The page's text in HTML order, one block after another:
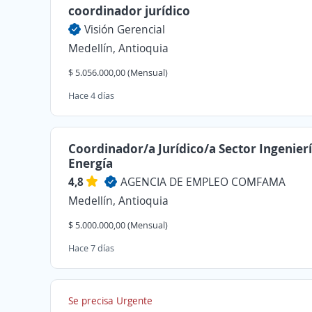
coordinador jurídico
Visión Gerencial
Medellín, Antioquia
$ 5.056.000,00 (Mensual)
Hace 4 días
Coordinador/a Jurídico/a Sector
Energía
4,8
AGENCIA DE EMPLEO COMFAMA
Medellín, Antioquia
$ 5.000.000,00 (Mensual)
Hace 7 días
Se precisa Urgente